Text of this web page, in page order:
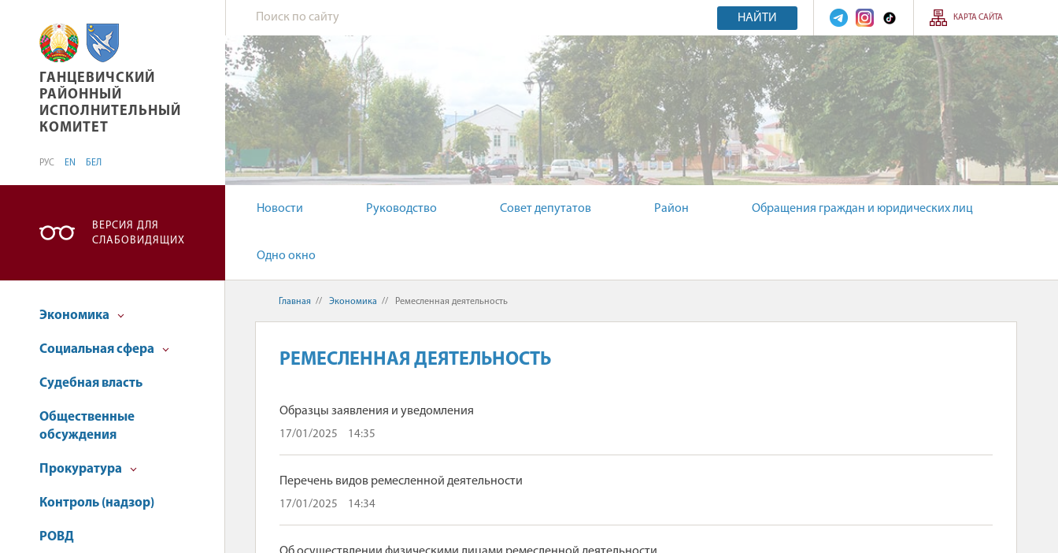
ГАНЦЕВИЧСКИЙ РАЙОННЫЙ ИСПОЛНИТЕЛЬНЫЙ КОМИТЕТ
ГАНЦЕВИЧСКИЙ
РАЙОННЫЙ
ИСПОЛНИТЕЛЬНЫЙ
КОМИТЕТ
РУС EN БЕЛ
НАЙТИ КАРТА САЙТА
ВЕРСИЯ ДЛЯ
СЛАБОВИДЯЩИХ
Новости Руководство Совет депутатов Район Обращения граждан и юридических лиц
Одно окно
Экономика
Социальная сфера
Судебная власть
Общественные
обсуждения
Прокуратура
Контроль (надзор)
РОВД
Главная // Экономика // Ремесленная деятельность
РЕМЕСЛЕННАЯ ДЕЯТЕЛЬНОСТЬ
Образцы заявления и уведомления
17/01/2025 14:35
Перечень видов ремесленной деятельности
17/01/2025 14:34